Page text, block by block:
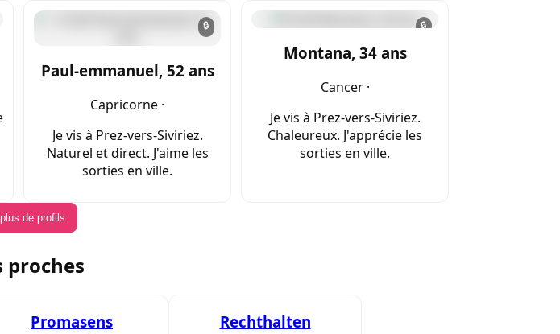
🔒
Paul-emmanuel, 52 ans
Capricorne ·
Je vis à Prez-vers-Siviriez.
Naturel et direct. J'aime les
sorties en ville.
🔒
Montana, 34 ans
Cancer ·
Je vis à Prez-vers-Siviriez.
Chaleureux. J'apprécie les
sorties en ville.
de profils
proches
Promasens Rechthalten